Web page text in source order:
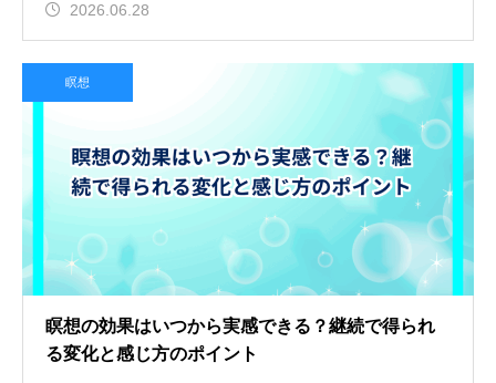
2026.06.28
瞑想
瞑想の効果はいつから実感できる？継続で得られ
る変化と感じ方のポイント